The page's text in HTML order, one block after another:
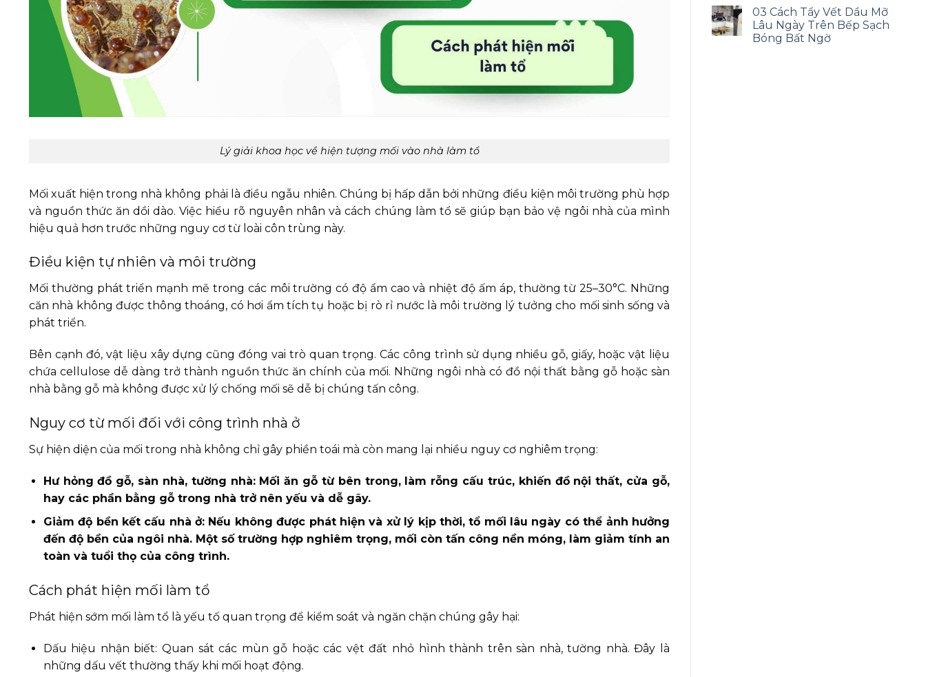
Lý giải khoa học về hiện tượng mối vào nhà làm tổ
Mối xuất hiện trong nhà không phải là điều ngẫu nhiên. Chúng bị hấp dẫn bởi những điều kiện môi trường phù hợp
và nguồn thức ăn dồi dào. Việc hiểu rõ nguyên nhân và cách chúng làm tổ sẽ giúp bạn bảo vệ ngôi nhà của mình
hiệu quả hơn trước những nguy cơ từ loài côn trùng này.
Điều kiện tự nhiên và môi trường
Mối thường phát triển mạnh mẽ trong các môi trường có độ ẩm cao và nhiệt độ ấm áp, thường từ 25–30°C. Những
căn nhà không được thông thoáng, có hơi ẩm tích tụ hoặc bị rò rỉ nước là môi trường lý tưởng cho mối sinh sống và
phát triển.
Bên cạnh đó, vật liệu xây dựng cũng đóng vai trò quan trọng. Các công trình sử dụng nhiều gỗ, giấy, hoặc vật liệu
chứa cellulose dễ dàng trở thành nguồn thức ăn chính của mối. Những ngôi nhà có đồ nội thất bằng gỗ hoặc sàn
nhà bằng gỗ mà không được xử lý chống mối sẽ dễ bị chúng tấn công.
Nguy cơ từ mối đối với công trình nhà ở
Sự hiện diện của mối trong nhà không chỉ gây phiền toái mà còn mang lại nhiều nguy cơ nghiêm trọng:
Hư hỏng đồ gỗ, sàn nhà, tường nhà: Mối ăn gỗ từ bên trong, làm rỗng cấu trúc, khiến đồ nội thất, cửa gỗ,
hay các phần bằng gỗ trong nhà trở nên yếu và dễ gãy.
Giảm độ bền kết cấu nhà ở: Nếu không được phát hiện và xử lý kịp thời, tổ mối lâu ngày có thể ảnh hưởng
đến độ bền của ngôi nhà. Một số trường hợp nghiêm trọng, mối còn tấn công nền móng, làm giảm tính an
toàn và tuổi thọ của công trình.
Cách phát hiện mối làm tổ
Phát hiện sớm mối làm tổ là yếu tố quan trọng để kiểm soát và ngăn chặn chúng gây hại:
Dấu hiệu nhận biết: Quan sát các mùn gỗ hoặc các vệt đất nhỏ hình thành trên sàn nhà, tường nhà. Đây là
những dấu vết thường thấy khi mối hoạt động.
03 Cách Tẩy Vết Dầu Mỡ
Lâu Ngày Trên Bếp Sạch
Bóng Bất Ngờ